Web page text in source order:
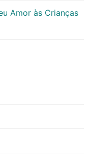
Amor às Crianças